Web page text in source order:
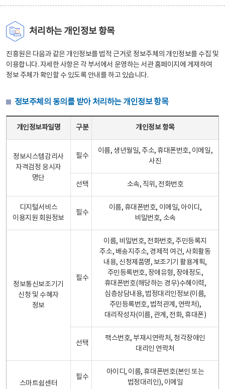
처리하는 개인정보 항목
진흥원은 다음과 같은 개인정보를 법적 근거로 정보주체의 개인정보를 수집 및
이용합니다. 자세한 사항은 각 부서에서 운영하는 서관 홈페이지에 게재하여
정보 주체가 확인할 수 있도록 안내를 하고 있습니다.
정보주체의 동의를 받아 처리하는 개인정보 항목
개인정보파일명 구분 개인정보 항목
정보시스템감리사
자격검정 응시자
명단
필수
이름, 생년월일, 주소, 휴대폰번호, 이메일,
사진
선택 소속, 직위, 전화번호
디지털서비스
이용지원 회원정보
필수
이름, 휴대폰번호, 이메일, 아이디,
비밀번호, 소속
정보통신보조기기
신청 및 수혜자
정보
필수
이름, 비밀번호, 전화번호, 주민등록지
주소, 배송지주소, 경제적 여건, 사회활동
내용, 신청제품명, 보조기기 활용계획,
주민등록번호, 장애유형, 장애정도,
휴대폰번호(해당하는 경우)수혜이력,
심층상담내용, 법정대리인정보(이름,
주민등록번호, 법적관계, 연락처),
대리작성자(이름, 관계, 전화, 휴대폰)
선택
팩스번호, 부재시연락처, 청각장애인
대리인 연락처
스마트쉼센터
필수
아이디, 이름, 휴대폰번호(본인 또는
법정대리인), 이메일